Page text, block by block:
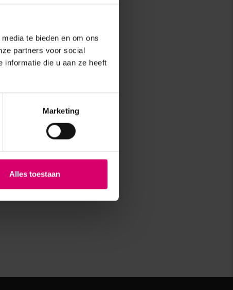
te bieden en om ons
partners voor social
informatie die u aan ze heeft
Marketing
Alles toestaan